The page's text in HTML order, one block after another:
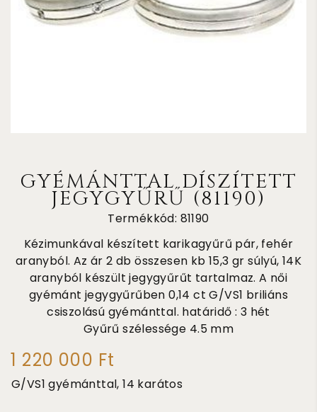
GYÉMÁNTTAL DÍSZÍTETT
JEGYGYŰRŰ (81190)
Termékkód: 81190
Kézimunkával készített karikagyűrű pár, fehér
aranyból. Az ár 2 db összesen kb 15,3 gr súlyú, 14K
aranyból készült jegygyűrűt tartalmaz. A női
gyémánt jegygyűrűben 0,14 ct G/VS1 briliáns
csiszolású gyémánttal. határidő : 3 hét
Gyűrű szélessége 4.5 mm
1 220 000 Ft
G/VS1 gyémánttal, 14 karátos